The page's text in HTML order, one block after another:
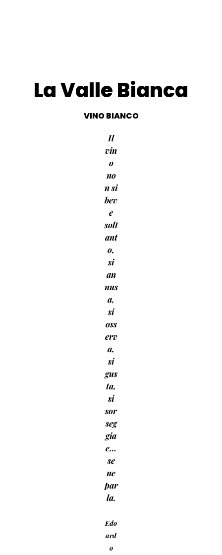
La Valle Bianca
VINO BIANCO
Il
vin
o
no
n si
bev
e
solt
ant
o,
si
an
nus
a,
si
oss
erv
a,
si
gus
ta,
si
sor
seg
gia
e…
se
ne
par
la.
Edo
ard
o